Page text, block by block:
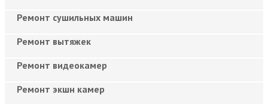
Ремонт сушильных машин
Ремонт вытяжек
Ремонт видеокамер
Ремонт экшн камер